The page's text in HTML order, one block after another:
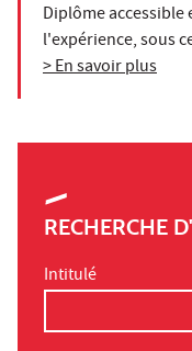
Diplôme
l'expérience, sous
> En savoir plus
RECHERCHE
Intitulé